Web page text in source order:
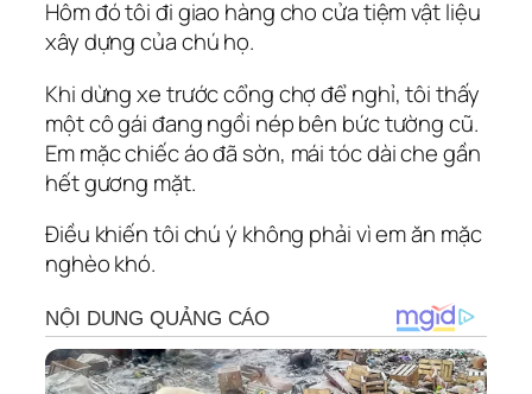
Hôm đó tôi đi giao hàng cho cửa tiệm vật liệu
xây dựng của chú họ.
Khi dừng xe trước cổng chợ để nghỉ, tôi thấy
một cô gái đang ngồi nép bên bức tường cũ.
Em mặc chiếc áo đã sờn, mái tóc dài che gần
hết gương mặt.
Điều khiến tôi chú ý không phải vì em ăn mặc
nghèo khó.